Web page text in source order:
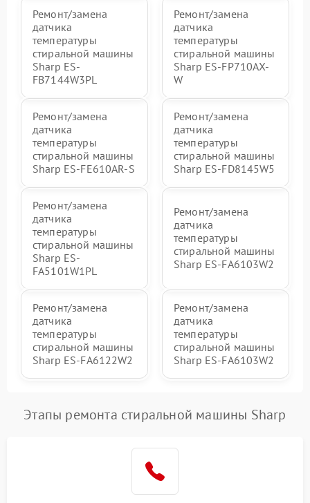
Ремонт/замена
датчика
температуры
стиральной машины
Sharp ES-
FB7144W3PL
Ремонт/замена
датчика
температуры
стиральной машины
Sharp ES-FP710AX-
W
Ремонт/замена
датчика
температуры
стиральной машины
Sharp ES-FE610AR-S
Ремонт/замена
датчика
температуры
стиральной машины
Sharp ES-FD8145W5
Ремонт/замена
датчика
температуры
стиральной машины
Sharp ES-
FA5101W1PL
Ремонт/замена
датчика
температуры
стиральной машины
Sharp ES-FA6103W2
Ремонт/замена
датчика
температуры
стиральной машины
Sharp ES-FA6122W2
Ремонт/замена
датчика
температуры
стиральной машины
Sharp ES-FA6103W2
Этапы ремонта стиральной машины Sharp